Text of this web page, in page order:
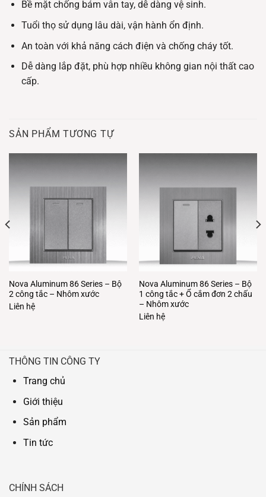
Bề mặt chống bám vân tay, dễ dàng vệ sinh.
Tuổi thọ sử dụng lâu dài, vận hành ổn định.
An toàn với khả năng cách điện và chống cháy tốt.
Dễ dàng lắp đặt, phù hợp nhiều không gian nội thất cao
cấp.
SẢN PHẨM TƯƠNG TỰ
Nova Aluminum 86 Series – Bộ
2 công tắc – Nhôm xước
Liên hệ
Nova Aluminum 86 Series – Bộ
1 công tắc + Ổ cắm đơn 2 chấu
– Nhôm xước
Liên hệ
THÔNG TIN CÔNG TY
Trang chủ
Giới thiệu
Sản phẩm
Tin tức
CHÍNH SÁCH